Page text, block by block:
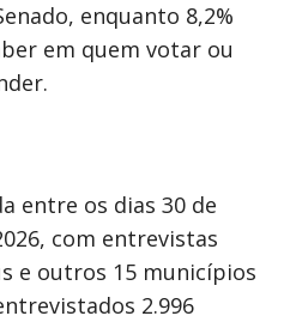
enquanto 8,2%
em quem votar ou
entre os dias 30 de
com entrevistas
e outros 15 municípios
2.996